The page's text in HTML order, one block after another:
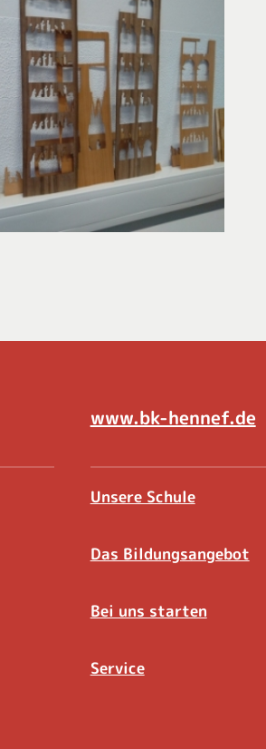
www.bk-hennef.de
Unsere Schule
Das Bildungsangebot
Bei uns starten
Service